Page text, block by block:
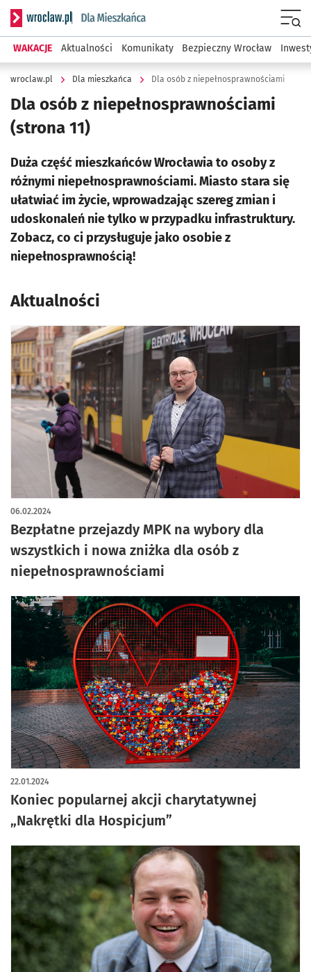
Serwis informacyjny wroclaw.pl podserwis: Dla mieszkańca
WAKACJE Aktualności Komunikaty Bezpieczny Wrocław
wroclaw.pl Dla mieszkańca Dla osób z niepełnosprawnościami
Dla osób z niepełnosprawnościami
(strona 11)
Duża część mieszkańców Wrocławia to osoby z
różnymi niepełnosprawnościami. Miasto stara się
ułatwiać im życie, wprowadzając szereg zmian i
udoskonaleń nie tylko w przypadku infrastruktury.
Zobacz, co ci przysługuje jako osobie z
niepełnosprawnością!
Aktualności
Bezpłatne przejazdy MPK na wybory dla
wszystkich i nowa zniżka dla osób z
niepełnosprawnościami
06.02.2024
Koniec popularnej akcji charytatywnej
„Nakrętki dla Hospicjum”
22.01.2024